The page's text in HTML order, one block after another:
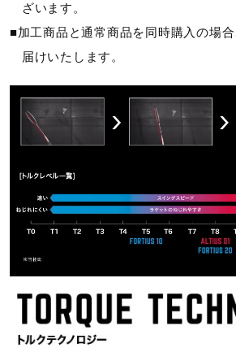
ラケットスペック情報
推奨張力：19～27ポンド
バランス
製品内容
フレーム、ソフトケース
発売シーズン
2021年春夏
ざいます。
■加工商品と通常商品を同時購入の場
届けいたします。